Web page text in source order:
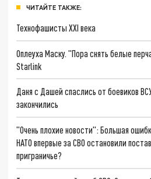
ЧИТАЙТЕ ТАКЖЕ:
Технофашисты XXI века
Оплеуха Маску. "Пора снять белые
Starlink
Даня с Дашей спаслись от боевиков
закончились
"Очень плохие новости": Большая
НАТО впервые за СВО остановили
приграничье?